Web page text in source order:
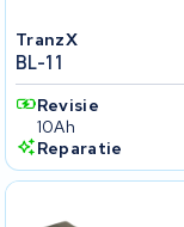
TranzX
BL-11
Revisie
10Ah
Reparatie